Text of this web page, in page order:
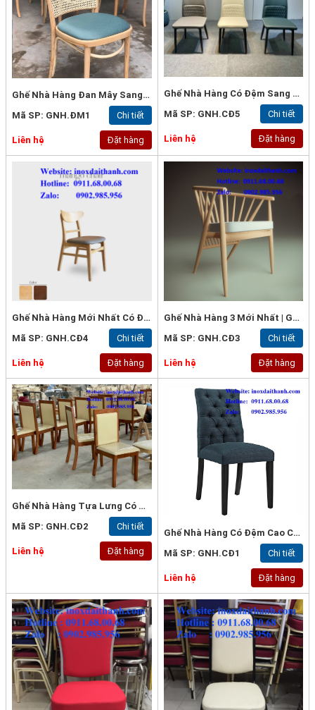
Ghế Nhà Hàng Đan Mây Sang Trọng
Mã SP: GNH.ĐM1
Chi tiết
Liên hệ Đặt hàng
Ghế Nhà Hàng Có Đệm Sang Trọng | Ghế Nhà Hàng Cao Cấp
Mã SP: GNH.CĐ5
Chi tiết
Liên hệ Đặt hàng
Ghế Nhà Hàng Mới Nhất Có Đệm | Ghế Nhà Hàng Cao Cấp | Ghế Nhà Hàng Mới
Mã SP: GNH.CĐ4
Chi tiết
Liên hệ Đặt hàng
Ghế Nhà Hàng 3 Mới Nhất | Ghế Nhà Hàng Cao Cấp | Ghế Nhà Hàng Mới
Mã SP: GNH.CĐ3
Chi tiết
Liên hệ Đặt hàng
Ghế Nhà Hàng Tựa Lưng Có Nệm
Mã SP: GNH.CĐ2
Chi tiết
Liên hệ Đặt hàng
Ghế Nhà Hàng Có Đệm Cao Cấp
Mã SP: GNH.CĐ1
Chi tiết
Liên hệ Đặt hàng